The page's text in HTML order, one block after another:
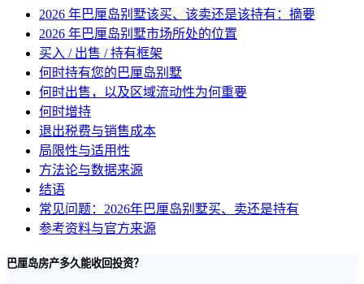
2026 年巴厘岛别墅该买、该卖还是该持有：摘要
2026 年巴厘岛别墅市场所处的位置
买入 / 出售 / 持有框架
何时持有您的巴厘岛别墅
何时出售，以及区域流动性为何重要
何时增持
退出税费与销售成本
局限性与适用性
方法论与数据来源
结语
常见问题：2026年巴厘岛别墅买、卖还是持有
参考资料与官方来源
巴厘岛房产多久能收回投资？